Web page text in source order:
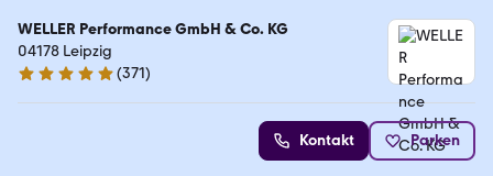
WELLER Performance GmbH & Co. KG
04178 Leipzig
4.8 Sterne
(371)
Kontakt Parken